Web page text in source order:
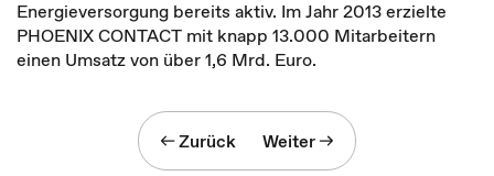
Energieversorgung bereits aktiv. Im Jahr 2013 erzielte
PHOENIX CONTACT mit knapp 13.000 Mitarbeitern
einen Umsatz von über 1,6 Mrd. Euro.
Zurück Weiter